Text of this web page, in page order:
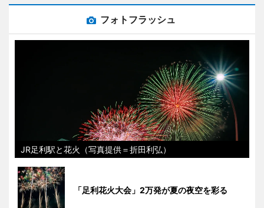
フォトフラッシュ
JR足利駅と花火（写真提供＝折田利弘）
「足利花火大会」2万発が夏の夜空を彩る